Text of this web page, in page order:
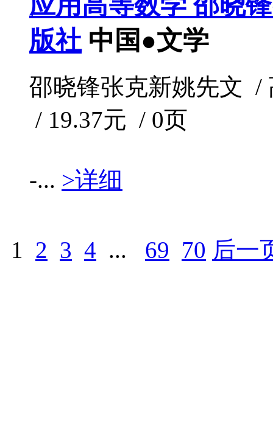
版社 中国●文学
邵晓锋张克新姚先文 /
/ 19.37元 / 0页
-... >详细
1 2 3 4 ... 69 70 后一